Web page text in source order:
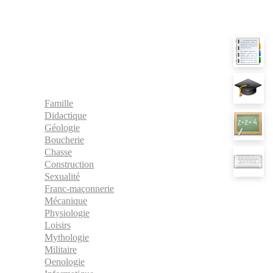
Famille
Didactique
Géologie
Boucherie
Chasse
Construction
Sexualité
Franc-maçonnerie
Mécanique
Physiologie
Loisirs
Mythologie
Militaire
Oenologie